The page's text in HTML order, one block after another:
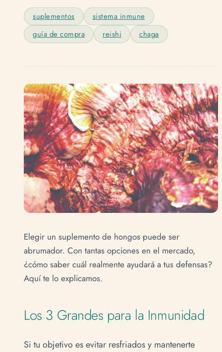
suplementos
sistema inmune
guía de compra
reishi chaga
Elegir un suplemento de hongos puede ser
abrumador. Con tantas opciones en el mercado,
¿cómo saber cuál realmente ayudará a tus defensas?
Aquí te lo explicamos.
Los 3 Grandes para la Inmunidad
Si tu objetivo es evitar resfriados y mantenerte